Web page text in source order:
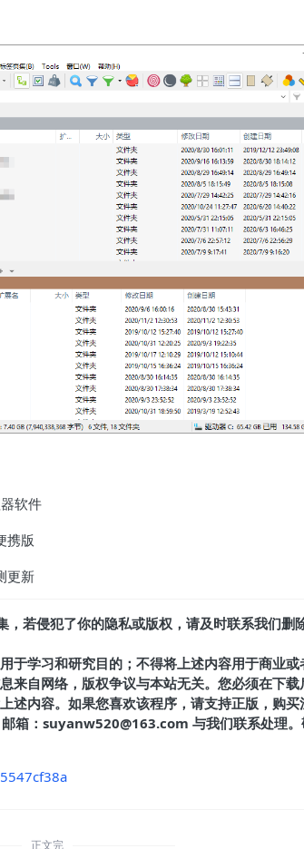
软件
携版
更新
，若侵犯了你的隐私或版权，请及时联系我们删
于学习和研究目的；不得将上述内容用于商业或
来自网络，版权争议与本站无关。您必须在下
述内容。如果您喜欢该程序，请支持正版，购买
箱：suyanw520@163.com 与我们联系处理
正文完